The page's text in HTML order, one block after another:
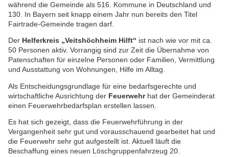
während die Gemeinde als 516. Kommune in Deutschland und
130. In Bayern seit knapp einem Jahr nun bereits den Titel
Fairtrade-Gemeinde tragen darf.
Der Helferkreis „Veitshöchheim Hilft“ ist nach wie vor mit ca.
50 Personen aktiv. Vorrangig sind zur Zeit die Übernahme von
Patenschaften für einzelne Personen oder Familien, Vermittlung
und Ausstattung von Wohnungen, Hilfe im Alltag.
Als Entscheidungsgrundlage für eine bedarfsgerechte und
wirtschaftliche Ausrichtung der Feuerwehr hat der Gemeinderat
einen Feuerwehrbedarfsplan erstellen lassen.
Es hat sich gezeigt, dass die Feuerwehrführung in der
Vergangenheit sehr gut und vorausschauend gearbeitet hat und
die Feuerwehr sehr gut aufgestellt ist. Aktuell läuft die
Beschaffung eines neuen Löschgruppenfahrzeug 20.